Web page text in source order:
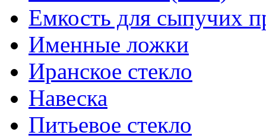
Емкость для сыпучих
Именные ложки
Иранское стекло
Навеска
Питьевое стекло